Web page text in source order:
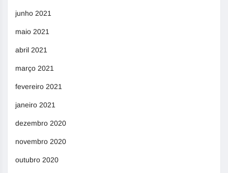
junho 2021
maio 2021
abril 2021
março 2021
fevereiro 2021
janeiro 2021
dezembro 2020
novembro 2020
outubro 2020